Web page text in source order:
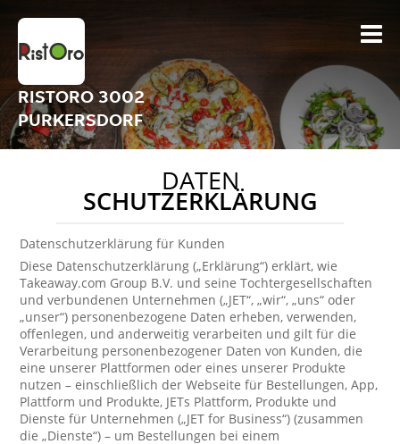
RISTORO 3002
PURKERSDORF
DATEN
SCHUTZERKLÄRUNG
Datenschutzerklärung für Kunden
Diese Datenschutzerklärung („Erklärung“) erklärt, wie
Takeaway.com Group B.V. und seine Tochtergesellschaften
und verbundenen Unternehmen („JET“, „wir“, „uns“ oder
„unser“) personenbezogene Daten erheben, verwenden,
offenlegen, und anderweitig verarbeiten und gilt für die
Verarbeitung personenbezogener Daten von Kunden, die
eine unserer Plattformen oder eines unserer Produkte
nutzen – einschließlich der Webseite für Bestellungen, App,
Plattform und Produkte, JETs Plattform, Produkte und
Dienste für Unternehmen („JET for Business“) (zusammen
die „Dienste“) – um Bestellungen bei einem